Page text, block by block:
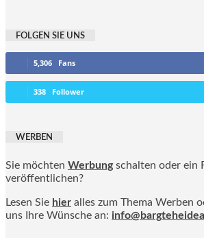
FOLGEN SIE UNS
5,306 Fans
338 Follower
WERBEN
Sie möchten Werbung schalten oder ein
veröffentlichen?
Lesen Sie hier alles zum Thema Werben
uns Ihre Wünsche an: